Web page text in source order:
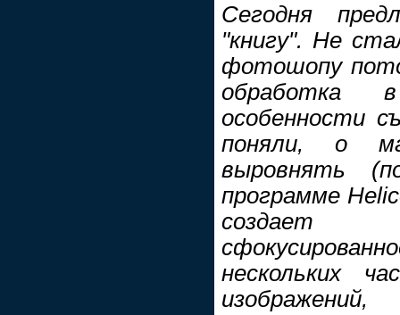
Сегодня
"книгу". Не
фотошопу
особенности
поняли, о
выровнять
программе
создает
нескольких